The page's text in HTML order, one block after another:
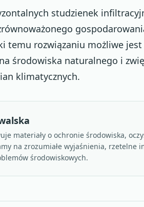
studzienek
temu rozwiązaniu możliwe
środowiska naturalnego i
klimatycznych.
materiały o ochronie środowiska,
na zrozumiałe wyjaśnienia,
środowiskowych.